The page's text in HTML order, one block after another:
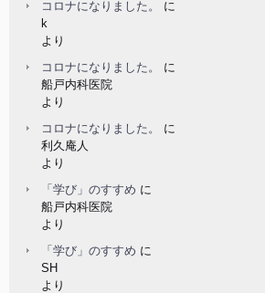
コロナになりました。
に
k
より
コロナになりました。
に
船戸内科医院
より
コロナになりました。
に
利久庵人
より
「学び」のすすめ に
船戸内科医院
より
「学び」のすすめ に
SH
より